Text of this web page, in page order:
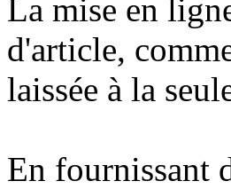
La mise en
d'article,
laissée à la
En fournissant